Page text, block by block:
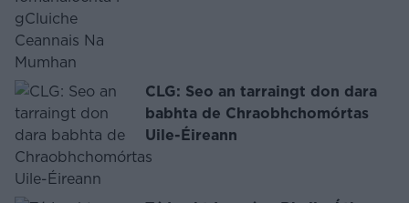
CLG: Seo an tarraingt don dara
babhta de Chraobhchomórtas
Uile-Éireann